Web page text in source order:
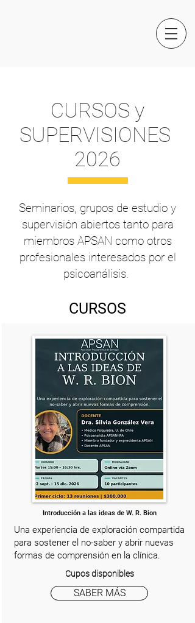
CURSOS y
SUPERVISIONES
2026
Seminarios, grupos de estudio y
supervisión abiertos tanto para
miembros APSAN como otros
profesionales interesados por el
psicoanálisis.
CURSOS
Introducción a las ideas de W. R. Bion
Una experiencia de exploración compartida
para sostener el no-saber y abrir nuevas
formas de comprensión en la clínica.
Cupos disponibles
SABER MÁS